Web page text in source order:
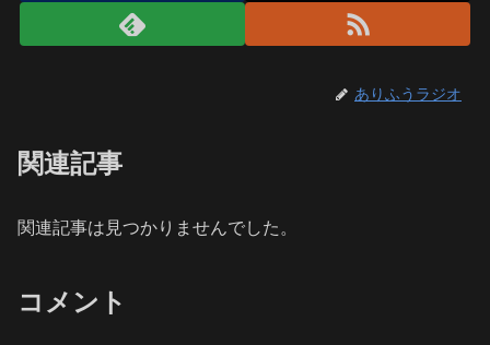
ありふうラジオ
関連記事
関連記事は見つかりませんでした。
コメント